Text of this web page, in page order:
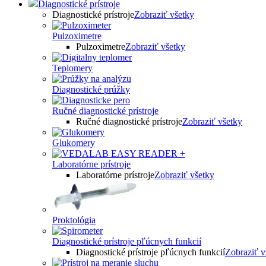
Diagnostické prístroje
Diagnostické prístrojeZobraziť všetky
Pulzoximetre
PulzoximetreZobraziť všetky
Teplomery
Diagnostické prúžky
Ručné diagnostické prístroje
Ručné diagnostické prístrojeZobraziť všetky
Glukomery
Laboratórne prístroje
Laboratórne prístrojeZobraziť všetky
Proktológia
Diagnostické prístroje pľúcnych funkcií
Diagnostické prístroje pľúcnych funkciíZobraziť